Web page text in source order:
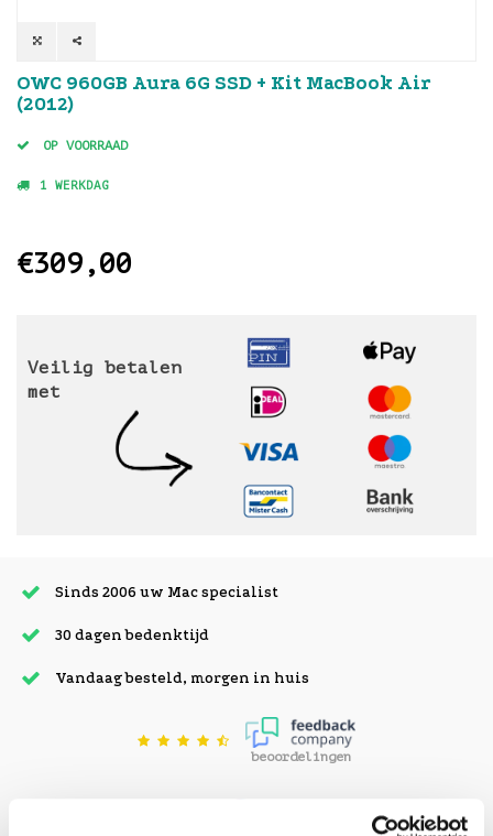
OWC 960GB Aura 6G SSD + Kit MacBook Air
(2012)
OP VOORRAAD
1 WERKDAG
€309,00
Veilig betalen
met
Sinds 2006 uw Mac specialist
30 dagen bedenktijd
Vandaag besteld, morgen in huis
beoordelingen